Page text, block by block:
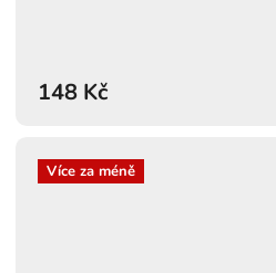
148 Kč
Více za méně